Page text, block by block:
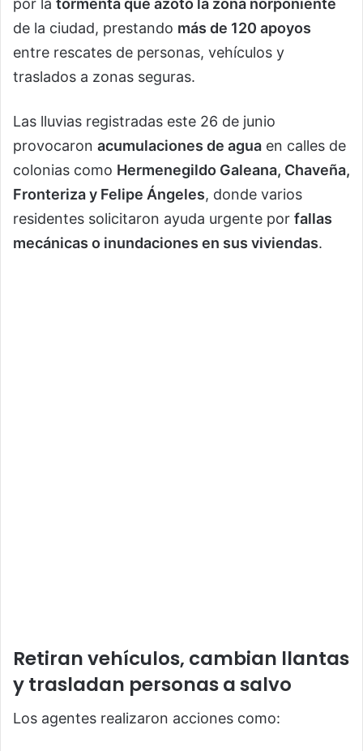
por la tormenta que azotó la zona norponiente
de la ciudad, prestando más de 120 apoyos
entre rescates de personas, vehículos y
traslados a zonas seguras.
Las lluvias registradas este 26 de junio
provocaron acumulaciones de agua en calles de
colonias como Hermenegildo Galeana, Chaveña,
Fronteriza y Felipe Ángeles, donde varios
residentes solicitaron ayuda urgente por fallas
mecánicas o inundaciones en sus viviendas.
Retiran vehículos, cambian llantas
y trasladan personas a salvo
Los agentes realizaron acciones como: